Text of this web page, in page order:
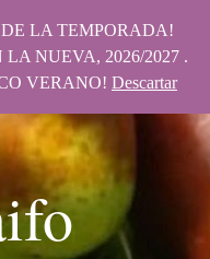
LA TEMPORADA!
NUEVA, 2026/2027 .
VERANO! Descartar